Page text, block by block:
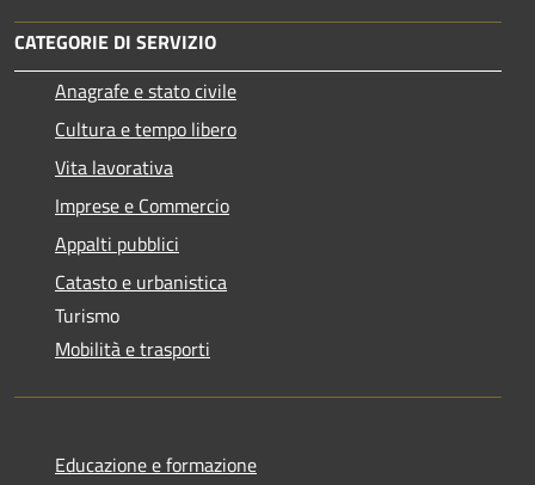
CATEGORIE DI SERVIZIO
Anagrafe e stato civile
Cultura e tempo libero
Vita lavorativa
Imprese e Commercio
Appalti pubblici
Catasto e urbanistica
Turismo
Mobilità e trasporti
Educazione e formazione